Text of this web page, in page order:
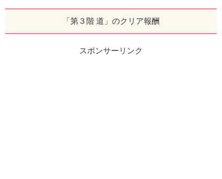
「第３階 道」のクリア報酬
スポンサーリンク